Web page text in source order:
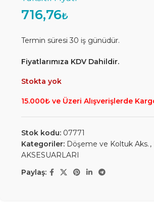
716,76₺
Termin süresi 30 iş günüdür.
Fiyatlarımıza KDV Dahildir.
Stokta yok
15.000₺ ve Üzeri Alışverişlerde
Stok kodu: 07771
Kategoriler: Döşeme ve Koltuk Aks. ,
AKSESUARLARI
Paylaş: